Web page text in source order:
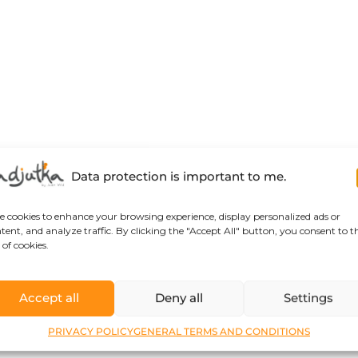
Data protection is important to me.
cookies to enhance your browsing experience, display personalized ads or
and analyze traffic. By clicking the "Accept All" button, you consent to
of cookies.
Accept all Deny all Settings
PRIVACY POLICYGENERAL TERMS AND CONDITIONS